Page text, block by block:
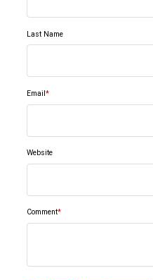
Last Name
Email*
Website
Comment*